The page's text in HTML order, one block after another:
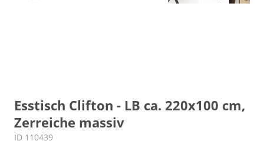
Esstisch Clifton - LB ca. 220x100 cm,
Zerreiche massiv
ID 110439